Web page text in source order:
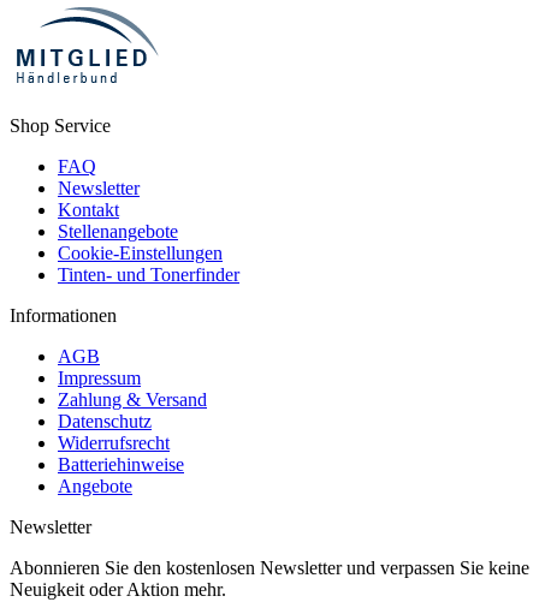
Shop Service
FAQ
Newsletter
Kontakt
Stellenangebote
Cookie-Einstellungen
Tinten- und Tonerfinder
Informationen
AGB
Impressum
Zahlung & Versand
Datenschutz
Widerrufsrecht
Batteriehinweise
Angebote
Newsletter
Abonnieren Sie den kostenlosen Newsletter und verpassen Sie keine
Neuigkeit oder Aktion mehr.